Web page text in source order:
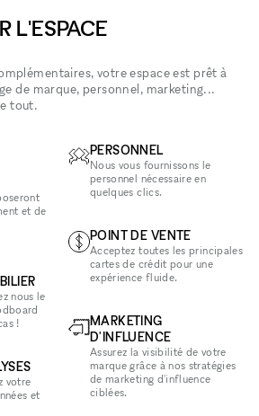
L'ESPACE
votre espace est prêt à
de marque, personnel, marketing...
tout.
et de
nous le
!
votre
et
PERSONNEL
Nous vous fournissons le
personnel nécessaire en
quelques clics.
POINT DE VENTE
Acceptez toutes les principales
cartes de crédit pour une
expérience fluide.
MARKETING
D'INFLUENCE
Assurez la visibilité de votre
marque grâce à nos stratégies
de marketing d'influence
ciblées.